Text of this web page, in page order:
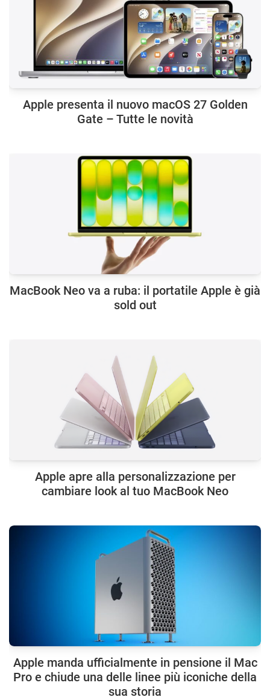
Apple presenta il nuovo macOS 27 Golden
Gate – Tutte le novità
MacBook Neo va a ruba: il portatile Apple è già
sold out
Apple apre alla personalizzazione per
cambiare look al tuo MacBook Neo
Apple manda ufficialmente in pensione il Mac
Pro e chiude una delle linee più iconiche della
sua storia